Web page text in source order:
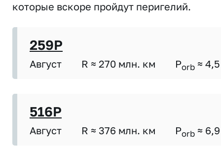
которые вскоре пройдут перигелий.
259P
Август R ≈ 270 млн. км Porb ≈ 4,5
516P
Август R ≈ 376 млн. км Porb ≈ 6,9